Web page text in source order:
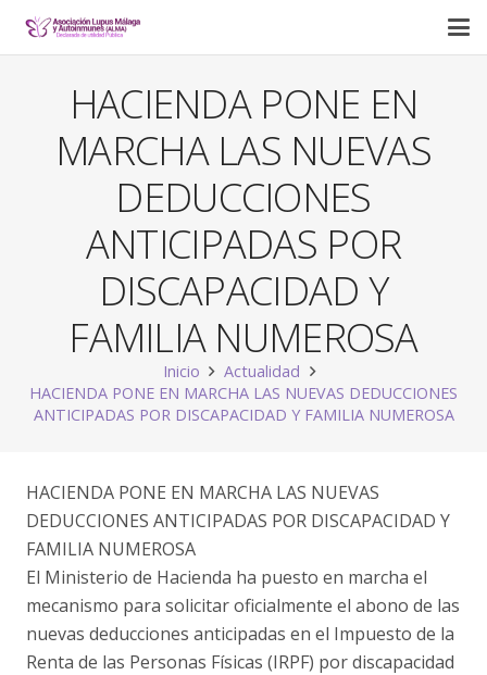
HACIENDA PONE EN
MARCHA LAS NUEVAS
DEDUCCIONES
ANTICIPADAS POR
DISCAPACIDAD Y
FAMILIA NUMEROSA
Inicio
Actualidad
HACIENDA PONE EN MARCHA LAS NUEVAS DEDUCCIONES
ANTICIPADAS POR DISCAPACIDAD Y FAMILIA NUMEROSA
HACIENDA PONE EN MARCHA LAS NUEVAS
DEDUCCIONES ANTICIPADAS POR DISCAPACIDAD Y
FAMILIA NUMEROSA
El Ministerio de Hacienda ha puesto en marcha el
mecanismo para solicitar oficialmente el abono de las
nuevas deducciones anticipadas en el Impuesto de la
Renta de las Personas Físicas (IRPF) por discapacidad